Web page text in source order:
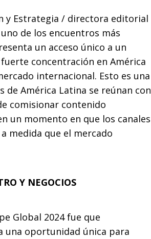
y Estrategia / directora editorial
de los encuentros más
un acceso único a un
concentración en América
internacional. Esto es una
América Latina se reúnan con
comisionar contenido
un momento en que los canales
medida que el mercado
Y NEGOCIOS
Global 2024 fue que
una oportunidad única para